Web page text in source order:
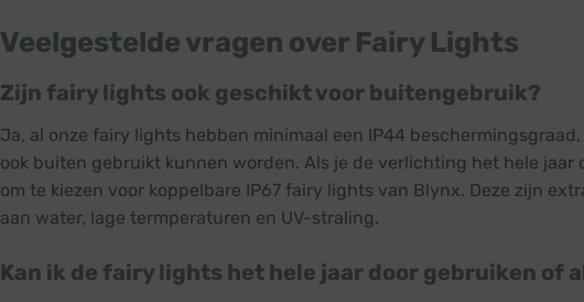
Veelgestelde vragen over Fairy Lights
Zijn fairy lights ook geschikt voor buitengebruik?
Ja, al onze fairy lights hebben minimaal een IP44
ook buiten gebruikt kunnen worden. Als je de verlichting het hele
om te kiezen voor koppelbare IP67 fairy lights van Blynx. Deze zijn
aan water, lage termperaturen en UV-straling.
Kan ik de fairy lights het hele jaar door gebruiken of